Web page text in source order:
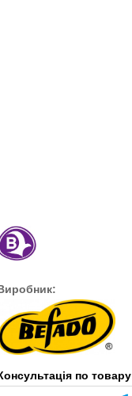
по товару